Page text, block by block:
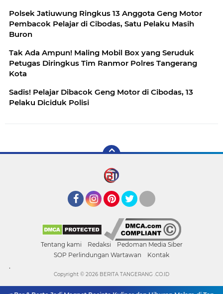
Polsek Jatiuwung Ringkus 13 Anggota Geng Motor
Pembacok Pelajar di Cibodas, Satu Pelaku Masih
Buron
Tak Ada Ampun! Maling Mobil Box yang Seruduk
Petugas Diringkus Tim Ranmor Polres Tangerang
Kota
Sadis! Pelajar Dibacok Geng Motor di Cibodas, 13
Pelaku Diciduk Polisi
Tentang kami Redaksi
Pedoman Media Siber
SOP Perlindungan Wartawan
Kontak
.
Copyright © 2026 BERITA TANGERANG .CO.ID